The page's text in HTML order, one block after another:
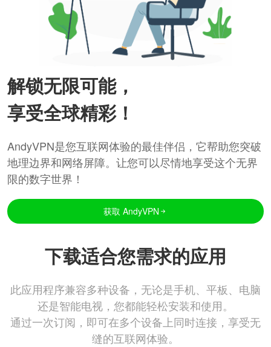
解锁无限可能，
享受全球精彩！
AndyVPN是您互联网体验的最佳伴侣，它帮助您突破
地理边界和网络屏障。让您可以尽情地享受这个无界
限的数字世界！
获取 AndyVPN
下载适合您需求的应用
此应用程序兼容多种设备，无论是手机、平板、电脑
还是智能电视，您都能轻松安装和使用。
通过一次订阅，即可在多个设备上同时连接，享受无
缝的互联网体验。